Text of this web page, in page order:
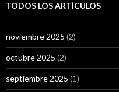
TODOS LOS ARTÍCULOS
noviembre 2025 (2)
octubre 2025 (2)
septiembre 2025 (1)